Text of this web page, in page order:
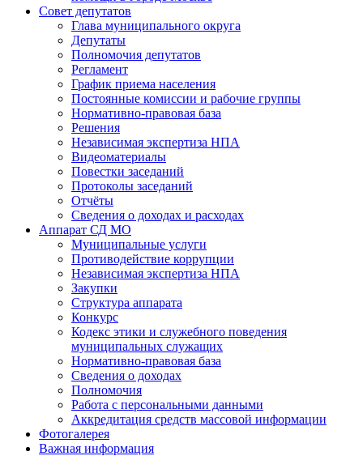
Совет депутатов
Глава муниципального округа
Депутаты
Полномочия депутатов
Регламент
График приема населения
Постоянные комиссии и рабочие группы
Нормативно-правовая база
Решения
Независимая экспертиза НПА
Видеоматериалы
Повестки заседаний
Протоколы заседаний
Отчёты
Сведения о доходах и расходах
Аппарат СД МО
Муниципальные услуги
Противодействие коррупции
Независимая экспертиза НПА
Закупки
Структура аппарата
Конкурс
Кодекс этики и служебного поведения
муниципальных служащих
Нормативно-правовая база
Сведения о доходах
Полномочия
Работа с персональными данными
Аккредитация средств массовой информации
Фотогалерея
Важная информация